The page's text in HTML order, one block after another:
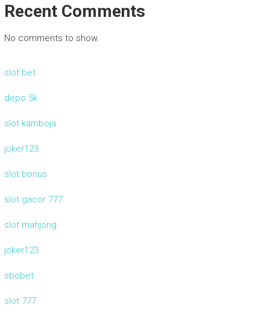
Recent Comments
No comments to show.
slot bet
depo 5k
slot kamboja
joker123
slot bonus
slot gacor 777
slot mahjong
joker123
sbobet
slot 777